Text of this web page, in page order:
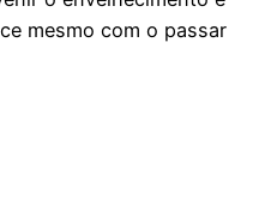
mesmo com o passar